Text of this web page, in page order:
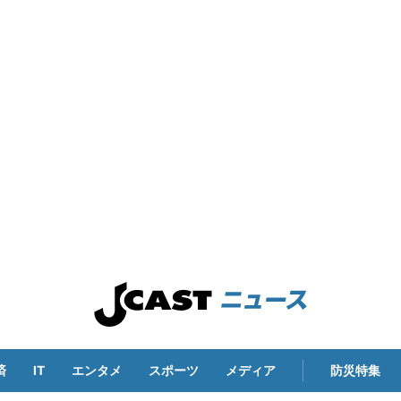
IT エンタメ スポーツ メディア 防災特集